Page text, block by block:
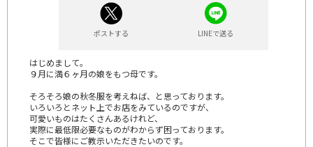
ポストする LINEで送る
はじめまして。
９月に満６ヶ月の娘をもつ母です。
そろそろ娘の秋冬服を考えねば、と思っております。
いろいろとネット上でお店をみているのですが、
可愛いものはたくさんあるけれど、
実際に最低限必要なものがわからず困っております。
そこで皆様にご教示いただきたいのです。